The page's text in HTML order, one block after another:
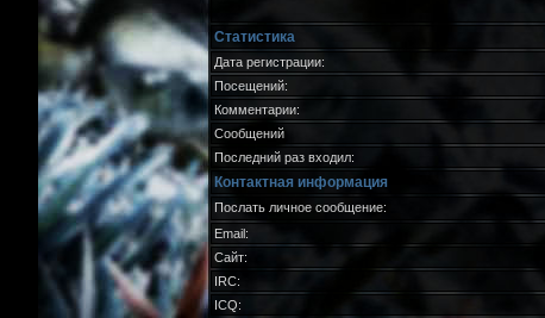
Статистика
Дата регистрации:
Посещений:
Комментарии:
Сообщений
Последний раз входил:
Контактная информация
Послать личное сообщение:
Email:
Сайт:
IRC:
ICQ: